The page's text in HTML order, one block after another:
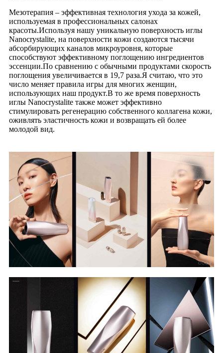
Мезотерапия – эффективная технология ухода за кожей,
используемая в профессиональных салонах
красоты.Используя нашу уникальную поверхность иглы
Nanocrystalite, на поверхности кожи создаются тысячи
абсорбирующих каналов микроуровня, которые
способствуют эффективному поглощению ингредиентов
эссенции.По сравнению с обычными продуктами скорость
поглощения увеличивается в 19,7 раза.Я считаю, что это
число меняет правила игры для многих женщин,
использующих наш продукт.В то же время поверхность
иглы Nanocrystalite также может эффективно
стимулировать регенерацию собственного коллагена кожи,
оживлять эластичность кожи и возвращать ей более
молодой вид.